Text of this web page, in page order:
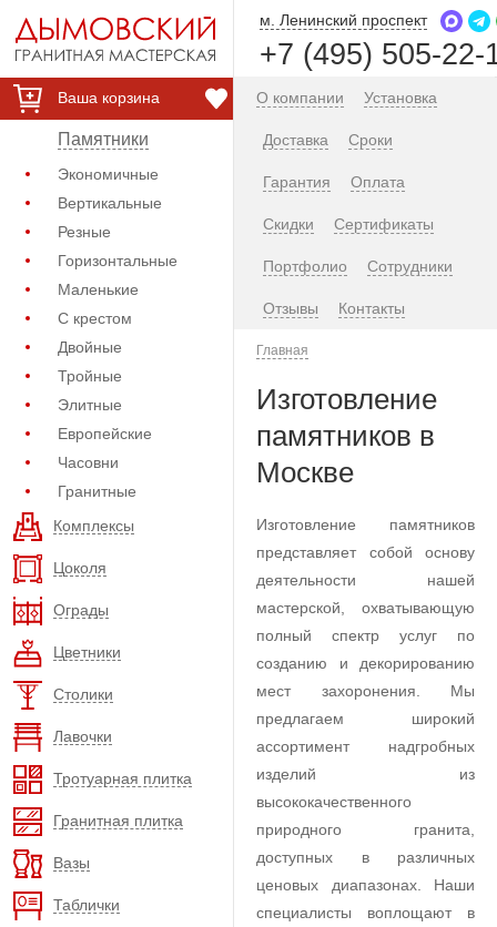
Ваша корзина
Памятники
Экономичные
Вертикальные
Резные
Горизонтальные
Маленькие
С крестом
Двойные
Тройные
Элитные
Европейские
Часовни
Гранитные
Комплексы
Цоколя
Ограды
Цветники
Столики
Лавочки
Тротуарная плитка
Гранитная плитка
Вазы
Таблички
м. Ленинский проспект
+7 (495) 505-22-
О компании Установка
Доставка Сроки
Гарантия Оплата
Скидки Сертификаты
Портфолио Сотрудники
Отзывы Контакты
Главная
Изготовление
памятников в
Москве
Изготовление памятников
представляет собой основу
деятельности нашей
мастерской, охватывающую
полный спектр услуг по
созданию и декорированию
мест захоронения. Мы
предлагаем широкий
ассортимент надгробных
изделий из
высококачественного
природного гранита,
доступных в различных
ценовых диапазонах. Наши
специалисты воплощают в